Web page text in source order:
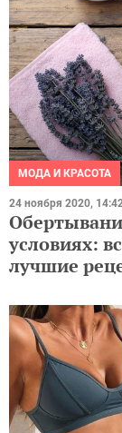
МОДА И КРАСОТА
24 ноября 2020,
условиях:
лучшие